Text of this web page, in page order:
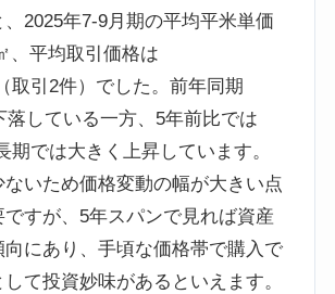
2025年7-9月期の平均平米単価
、平均取引価格は
取引2件）でした。前年同期
落している一方、5年前比では
期では大きく上昇しています。
いため価格変動の幅が大きい点
すが、5年スパンで見れば資産
にあり、手頃な価格帯で購入で
て投資妙味があるといえます。